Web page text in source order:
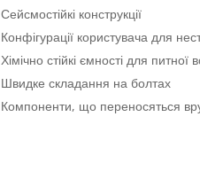
Сейсмостійкі конструкції
Конфігурації користувача для
Хімічно стійкі ємності для питної
Швидке складання на болтах
Компоненти, що переносяться